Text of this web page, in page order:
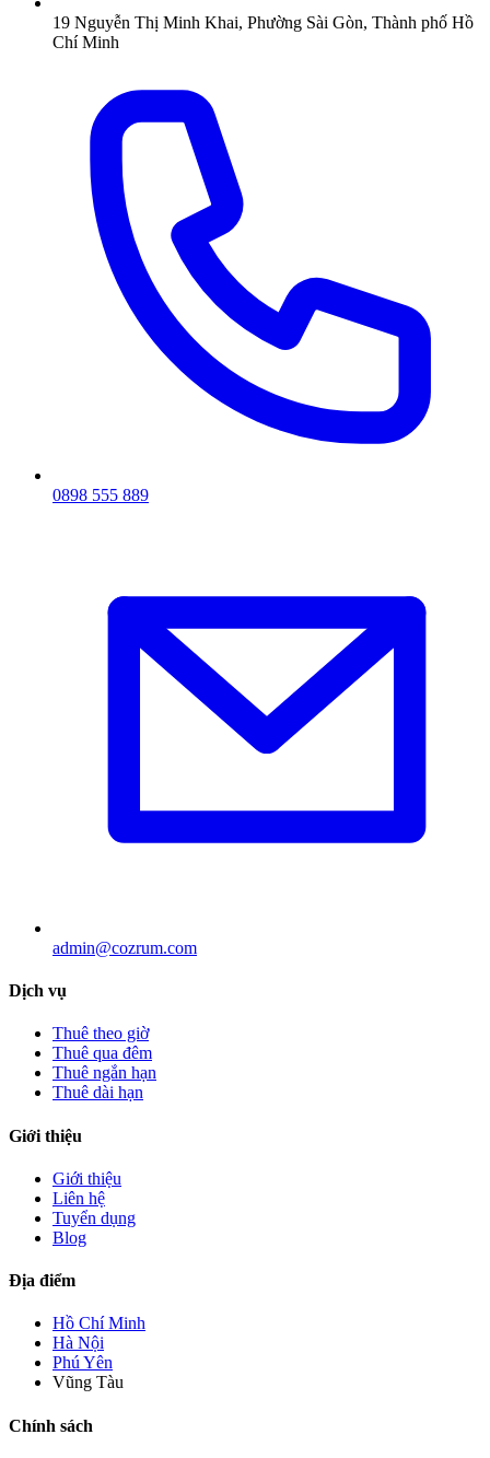
19 Nguyễn Thị Minh Khai, Phường Sài Gòn, Thành phố Hồ
Chí Minh
0898 555 889
admin@cozrum.com
Dịch vụ
Thuê theo giờ
Thuê qua đêm
Thuê ngắn hạn
Thuê dài hạn
Giới thiệu
Giới thiệu
Liên hệ
Tuyển dụng
Blog
Địa điểm
Hồ Chí Minh
Hà Nội
Phú Yên
Vũng Tàu
Chính sách